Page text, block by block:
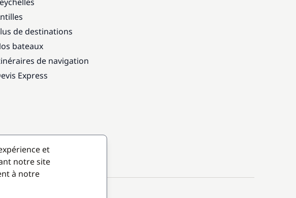
de destinations
bateaux
de navigation
Express
et
notre site
à notre